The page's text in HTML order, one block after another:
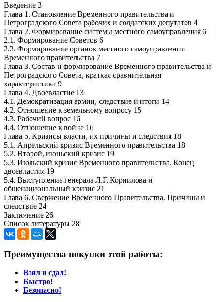
Введение 3
Глава 1. Становление Временного правительства и
Петроградского Совета рабочих и солдатских депутатов 4
Глава 2. Формирование системы местного самоуправления 6
2.1. Формирование Советов 6
2.2. Формирование органов местного самоуправления
Временного правительства 7
Глава 3. Состав и формирование Временного правительства и
Петроградского Совета, краткая сравнительная
характеристика 9
Глава 4. Двоевластие 13
4.1. Демократизация армии, следствие и итоги 14
4.2. Отношение к земельному вопросу 15
4.3. Рабочий вопрос 16
4.4. Отношение к войне 16
Глава 5. Кризисы власти, их причины и следствия 18
5.1. Апрельский кризис Временного правительства 18
5.2. Второй, июньский кризис 19
5.3. Июльский кризис Временного правительства. Конец
двоевластия 19
5.4. Выступление генерала Л.Г. Корнилова и
общенациональный кризис 21
Глава 6. Свержение Временного Правительства. Причины и
следствие 24
Заключение 26
Список литературы 28
Преимущества покупки этой работы:
Взял и сдал!
Быстро!
Безопасно!